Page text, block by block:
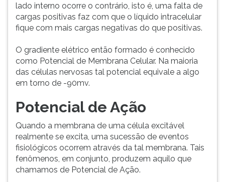
lado interno ocorre o contrário, isto é, uma falta de
cargas positivas faz com que o líquido intracelular
fique com mais cargas negativas do que positivas.
O gradiente elétrico então formado é conhecido
como Potencial de Membrana Celular. Na maioria
das células nervosas tal potencial equivale a algo
em torno de -90mv.
Potencial de Ação
Quando a membrana de uma célula excitável
realmente se excita, uma sucessão de eventos
fisiológicos ocorrem através da tal membrana. Tais
fenômenos, em conjunto, produzem aquilo que
chamamos de Potencial de Ação.